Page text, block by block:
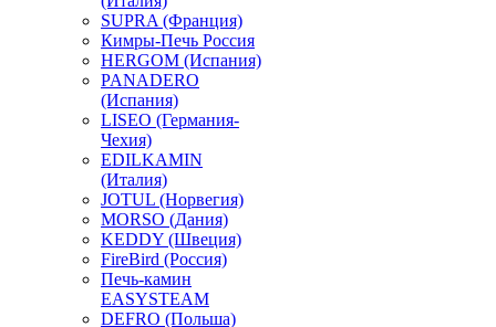
SUPRA (Франция)
Кимры-Печь Россия
HERGOM (Испания)
PANADERO
(Испания)
LISEO (Германия-
Чехия)
EDILKAMIN
(Италия)
JOTUL (Норвегия)
MORSO (Дания)
KEDDY (Швеция)
FireBird (Россия)
Печь-камин
EASYSTEAM
DEFRO (Польша)